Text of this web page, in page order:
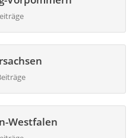
Westfalen